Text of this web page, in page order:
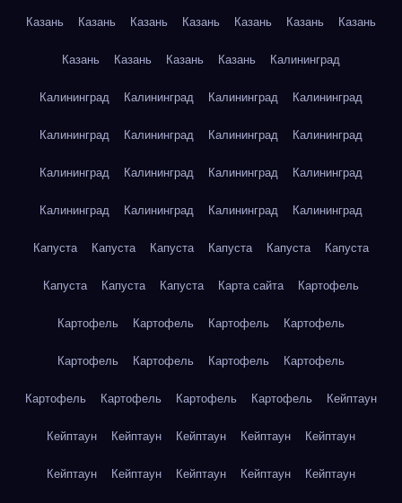
Казань Казань Казань Казань Казань Казань Казань
Казань Казань Казань Казань Калининград
Калининград Калининград Калининград Калининград
Калининград Калининград Калининград Калининград
Калининград Калининград Калининград Калининград
Калининград Калининград Калининград Калининград
Капуста Капуста Капуста Капуста Капуста Капуста
Капуста Капуста Капуста Карта сайта Картофель
Картофель Картофель Картофель Картофель
Картофель Картофель Картофель Картофель
Картофель Картофель Картофель Картофель Кейптаун
Кейптаун Кейптаун Кейптаун Кейптаун Кейптаун
Кейптаун Кейптаун Кейптаун Кейптаун Кейптаун